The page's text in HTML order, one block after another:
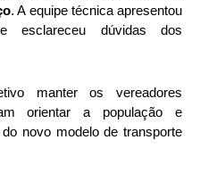
. A equipe técnica apresentou
esclareceu dúvidas dos
manter os vereadores
orientar a população e
novo modelo de transporte